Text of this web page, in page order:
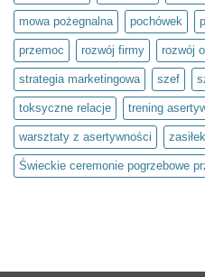
mowa pożegnalna pochówek
przemoc rozwój firmy rozwój
strategia marketingowa szef
toksyczne relacje trening
warsztaty z asertywności
Świeckie ceremonie pogrzebowe